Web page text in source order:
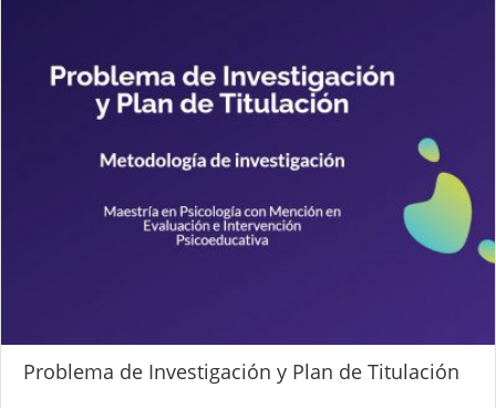
Problema de Investigación y Plan de Titulación